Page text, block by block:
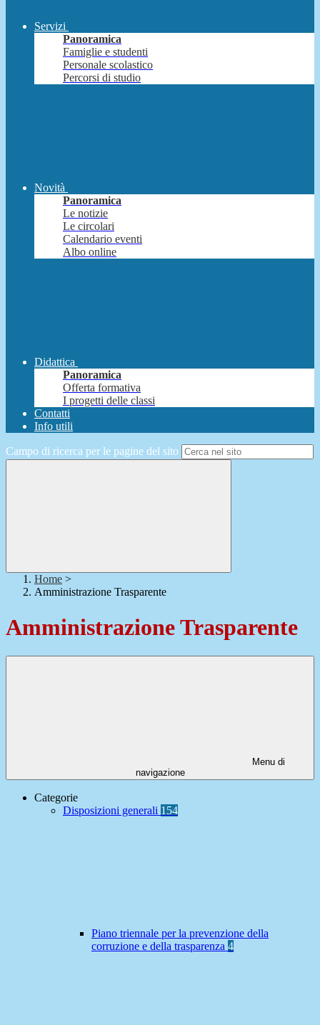
Servizi
Panoramica
Famiglie e studenti
Personale scolastico
Percorsi di studio
Novità
Panoramica
Le notizie
Le circolari
Calendario eventi
Albo online
Didattica
Panoramica
Offerta formativa
I progetti delle classi
Contatti
Info utili
Campo di ricerca per le pagine del sito
Home >
Amministrazione Trasparente
Amministrazione Trasparente
Menu di
navigazione
Categorie
Disposizioni generali 154
Piano triennale per la prevenzione della
corruzione e della trasparenza 4